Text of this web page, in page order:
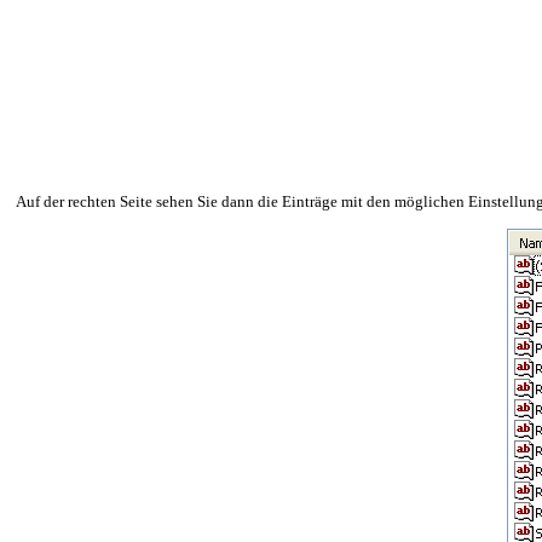
Auf der rechten Seite sehen Sie dann die Einträge mit den möglichen